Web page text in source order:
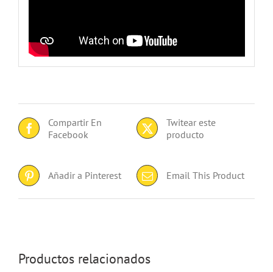
Compartir En
Facebook
Twitear este
producto
Añadir a Pinterest Email This Product
Productos relacionados